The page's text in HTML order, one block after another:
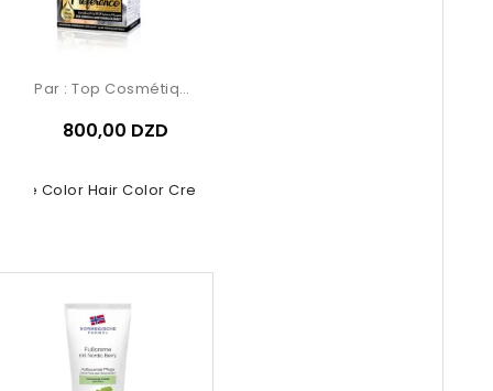
Color Hair Color Cream –...
Par : Top Cosmétiques
800,00 DZD